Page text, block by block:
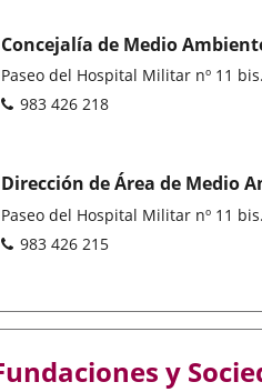
Concejalía de Medio
Dirección
postal
Paseo del Hospital Militar nº 11 bis.
Teléfonos
983 426 218
Dirección de Área de Medio
Dirección
postal
Paseo del Hospital Militar nº 11 bis.
Teléfonos
983 426 215
y